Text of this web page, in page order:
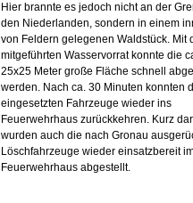
Hier brannte es jedoch nicht an der
den Niederlanden, sondern in einem
von Feldern gelegenen Waldstück. Mit
mitgeführten Wasservorrat konnte die
25x25 Meter große Fläche schnell
werden. Nach ca. 30 Minuten konnten
eingesetzten Fahrzeuge wieder ins
Feuerwehrhaus zurückkehren. Kurz
wurden auch die nach Gronau
Löschfahrzeuge wieder einsatzbereit
Feuerwehrhaus abgestellt.